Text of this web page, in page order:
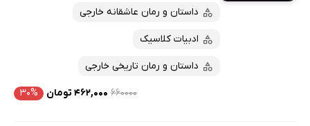
ارزان ترین‌ها
داستان و رمان عاشقانه خارجی
ادبیات کلاسیک
داستان و رمان تاریخی خارجی
۶۶۰۰۰۰ ۴۶۲,۰۰۰ تومان ۳۰%